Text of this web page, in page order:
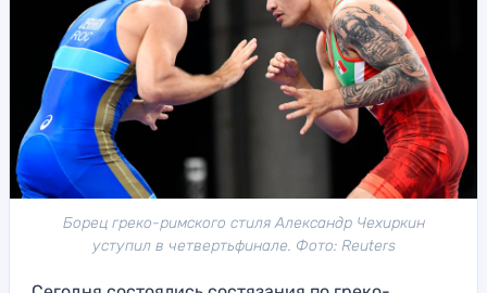
Борец греко-римского стиля Александр Чехиркин
уступил в четвертьфинале. Фото: Reuters